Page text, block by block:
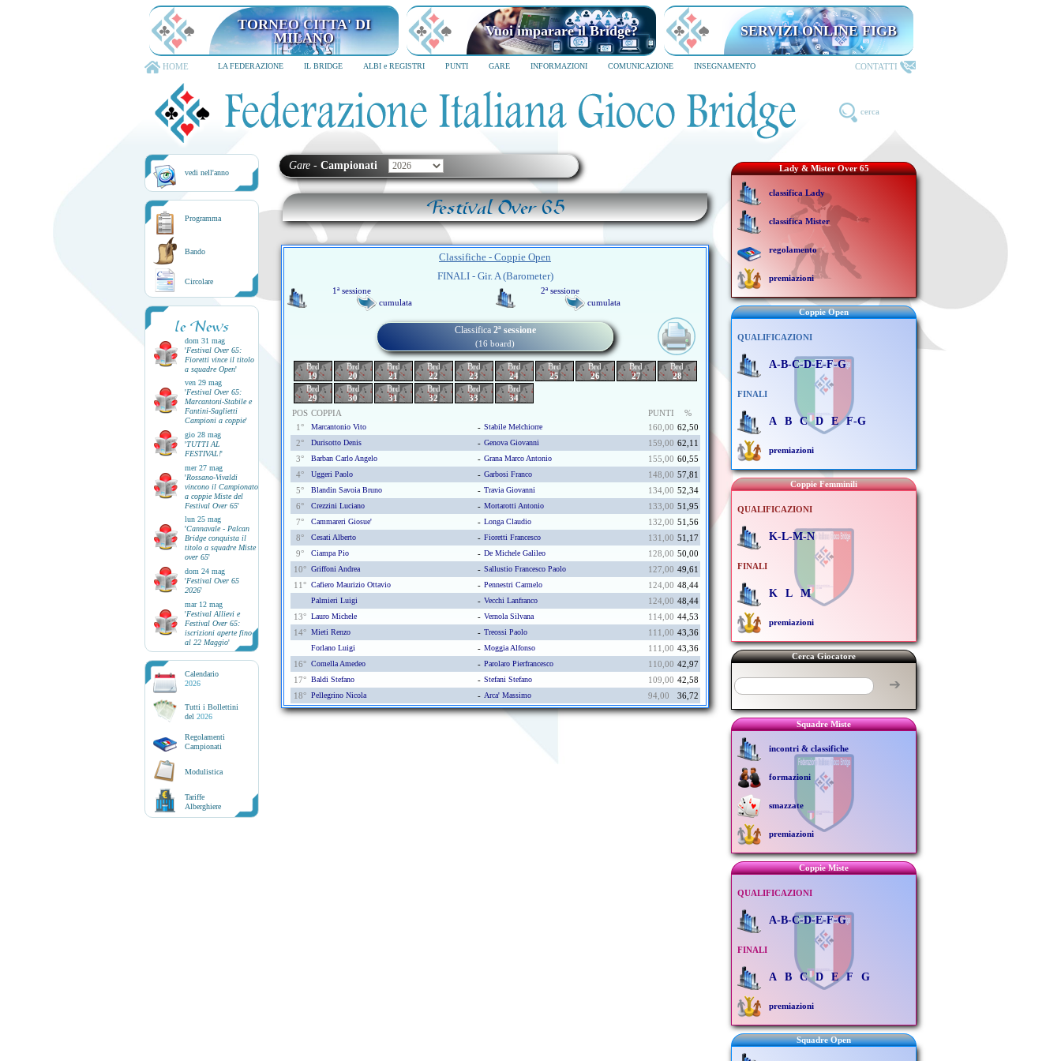
TORNEO CITTA' DI
MILANO
Vuoi imparare il Bridge? SERVIZI ONLINE FIGB
HOME LA FEDERAZIONE IL BRIDGE ALBI e REGISTRI PUNTI GARE INFORMAZIONI COMUNICAZIONE INSEGNAMENTO CONTATTI
cerca
vedi nell'anno
Programma
Bando
Circolare
le News
dom 31 mag
'Festival Over 65:
Fioretti vince il titolo
a squadre Open'
ven 29 mag
'Festival Over 65:
Marcantoni-Stabile e
Fantini-Saglietti
Campioni a coppie'
gio 28 mag
'TUTTI AL
FESTIVAL!'
mer 27 mag
'Rossano-Vivaldi
vincono il Campionato
a coppie Miste del
Festival Over 65'
lun 25 mag
'Cannavale - Palcan
Bridge conquista il
titolo a squadre Miste
over 65'
dom 24 mag
'Festival Over 65
2026'
mar 12 mag
'Festival Allievi e
Festival Over 65:
iscrizioni aperte fino
al 22 Maggio'
Calendario
2026
Tutti i Bollettini
del 2026
Regolamenti
Campionati
Modulistica
Tariffe
Alberghiere
Gare - Campionati
Festival Over 65
Classifiche - Coppie Open
FINALI - Gir. A (Barometer)
1ª sessione
cumulata
2ª sessione
cumulata
Classifica 2ª sessione
(16 board)
Brd
19
Brd
20
Brd
21
Brd
22
Brd
23
Brd
24
Brd
25
Brd
26
Brd
27
Brd
28
Brd
29
Brd
30
Brd
31
Brd
32
Brd
33
Brd
34
POS COPPIA PUNTI
%
1°
Marcantonio Vito - Stabile Melchiorre 160,00 62,50
2°
Durisotto Denis - Genova Giovanni 159,00 62,11
3°
Barban Carlo Angelo - Grana Marco Antonio 155,00 60,55
4°
Uggeri Paolo - Garbosi Franco 148,00 57,81
5°
Blandin Savoia Bruno - Travia Giovanni 134,00 52,34
6°
Crezzini Luciano - Mortarotti Antonio 133,00 51,95
7°
Cammareri Giosue' - Longa Claudio 132,00 51,56
8°
Cesati Alberto - Fioretti Francesco 131,00 51,17
9°
Ciampa Pio - De Michele Galileo 128,00 50,00
10° Griffoni Andrea - Sallustio Francesco Paolo 127,00 49,61
11° Cafiero Maurizio Ottavio - Pennestri Carmelo 124,00 48,44
Palmieri Luigi - Vecchi Lanfranco 124,00 48,44
13° Lauro Michele - Vernola Silvana 114,00 44,53
14° Mieti Renzo - Treossi Paolo 111,00 43,36
Forlano Luigi - Moggia Alfonso 111,00 43,36
16° Comella Amedeo - Parolaro Pierfrancesco 110,00 42,97
17° Baldi Stefano - Stefani Stefano 109,00 42,58
18° Pellegrino Nicola - Arca' Massimo 94,00 36,72
Lady & Mister Over 65
classifica Lady
classifica Mister
regolamento
premiazioni
Coppie Open
QUALIFICAZIONI
A-B-C-D-E-F-G
FINALI
A B C D E F-G
premiazioni
Coppie Femminili
QUALIFICAZIONI
K-L-M-N
FINALI
K L M
premiazioni
Cerca Giocatore
➔
Squadre Miste
incontri & classifiche
formazioni
smazzate
premiazioni
Coppie Miste
QUALIFICAZIONI
A-B-C-D-E-F-G
FINALI
A B C D E F G
premiazioni
Squadre Open